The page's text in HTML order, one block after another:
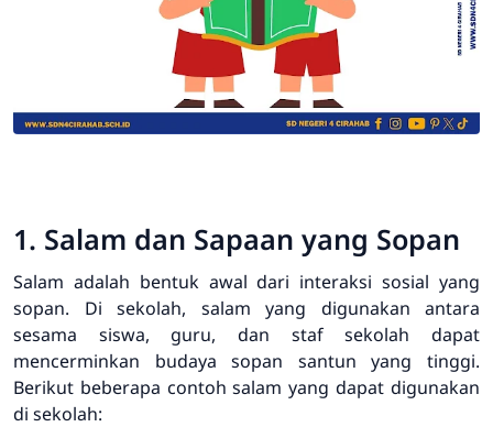
1. Salam dan Sapaan yang Sopan
Salam adalah bentuk awal dari interaksi sosial yang
sopan. Di sekolah, salam yang digunakan antara
sesama siswa, guru, dan staf sekolah dapat
mencerminkan budaya sopan santun yang tinggi.
Berikut beberapa contoh salam yang dapat digunakan
di sekolah: